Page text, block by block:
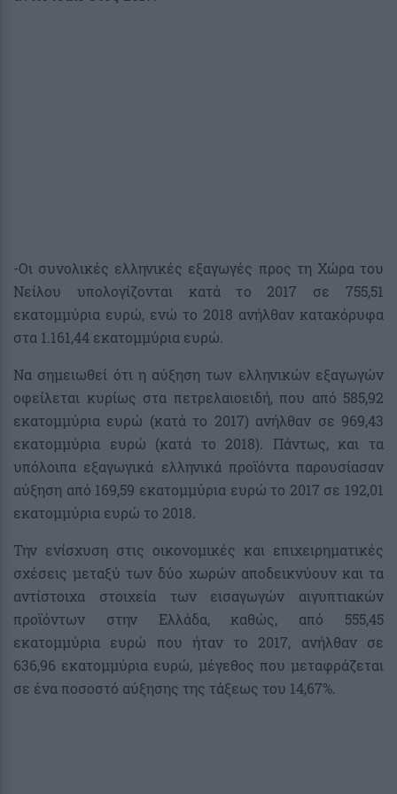
-Οι συνολικές ελληνικές εξαγωγές προς τη Χώρα του
Νείλου υπολογίζονται κατά το 2017 σε 755,51
εκατομμύρια ευρώ, ενώ το 2018 ανήλθαν κατακόρυφα
στα 1.161,44 εκατομμύρια ευρώ.
Να σημειωθεί ότι η αύξηση των ελληνικών εξαγωγών
οφείλεται κυρίως στα πετρελαιοειδή, που από 585,92
εκατομμύρια ευρώ (κατά το 2017) ανήλθαν σε 969,43
εκατομμύρια ευρώ (κατά το 2018). Πάντως, και τα
υπόλοιπα εξαγωγικά ελληνικά προϊόντα παρουσίασαν
αύξηση από 169,59 εκατομμύρια ευρώ το 2017 σε 192,01
εκατομμύρια ευρώ το 2018.
Την ενίσχυση στις οικονομικές και επιχειρηματικές
σχέσεις μεταξύ των δύο χωρών αποδεικνύουν και τα
αντίστοιχα στοιχεία των εισαγωγών αιγυπτιακών
προϊόντων στην Ελλάδα, καθώς, από 555,45
εκατομμύρια ευρώ που ήταν το 2017, ανήλθαν σε
636,96 εκατομμύρια ευρώ, μέγεθος που μεταφράζεται
σε ένα ποσοστό αύξησης της τάξεως του 14,67%.